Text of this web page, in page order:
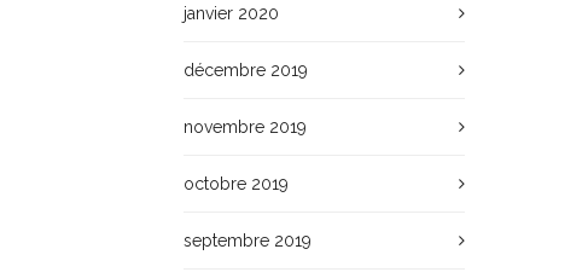
janvier 2020
décembre 2019
novembre 2019
octobre 2019
septembre 2019